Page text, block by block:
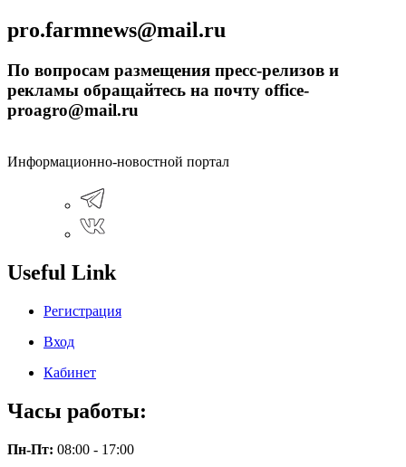
pro.farmnews@mail.ru
По вопросам размещения пресс-релизов и
рекламы обращайтесь на почту office-
proagro@mail.ru
Информационно-новостной портал
Useful Link
Регистрация
Вход
Кабинет
Часы работы:
Пн-Пт: 08:00 - 17:00